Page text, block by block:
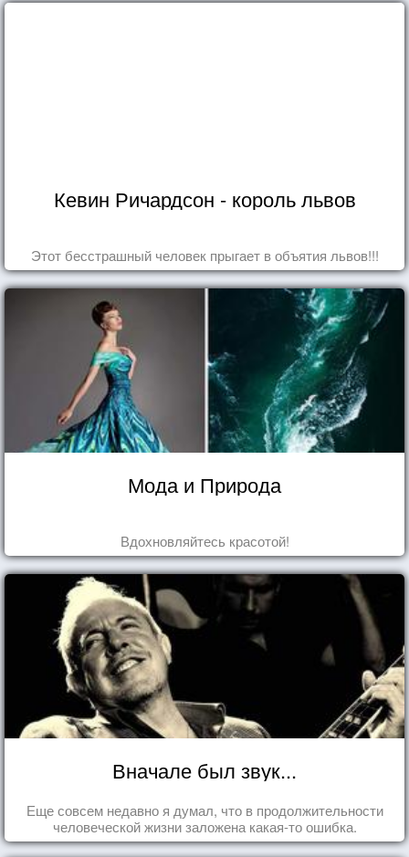
Кевин Ричардсон - король львов
Этот бесстрашный человек прыгает в объятия львов!!!
Мода и Природа
Вдохновляйтесь красотой!
Вначале был звук...
Еще совсем недавно я думал, что в продолжительности
человеческой жизни заложена какая-то ошибка.